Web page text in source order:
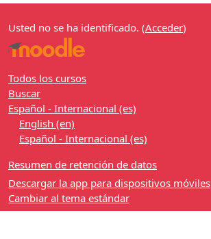
Usted no se ha identificado. (Acceder)
Todos los cursos
Buscar
Español - Internacional ‎(es)‎
English ‎(en)‎
Español - Internacional ‎(es)‎
Resumen de retención de datos
Descargar la app para dispositivos móviles
Cambiar al tema estándar